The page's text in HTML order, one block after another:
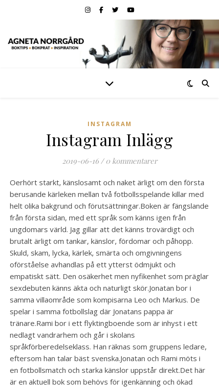
INSTAGRAM
Instagram Inlägg
2019-06-16 / 0 kommentarer
Oerhört starkt, känslosamt och naket ärligt om den första
berusande kärleken mellan två fotbollsspelande killar med
helt olika bakgrund och förutsättningar.️Boken är fängslande
från första sidan, med ett språk som känns igen från
ungdomars värld. Jag gillar att det känns trovärdigt och
brutalt ärligt om tankar, känslor, fördomar och påhopp.
Skuld, skam, lycka, kärlek, smärta och omgivningens
oförståelse avhandlas på ett ytterst ödmjukt och
empatiskt sätt. Den osäkerhet men nyfikenhet som präglar
sexdebuten känns äkta och naturligt skör.️Jonatan bor i
samma villaområde som kompisarna Leo och Markus. De
spelar i samma fotbollslag där Jonatans pappa är
tränare.Rami bor i ett flyktingboende som är inhyst i ett
nedlagt vandrarhem och går i skolans
språkförberedelseklass. Han räknas som gruppens ledare,
eftersom han talar bäst svenska.Jonatan och Rami möts i
en fotbollsmatch och starka känslor uppstår direkt.️Det här
är en aktuell bok som behövs för igenkänning och ökad